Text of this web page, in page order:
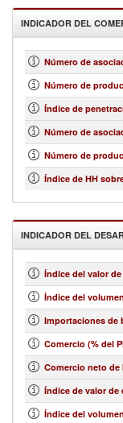
INDICADOR DEL
Número de
Número de
Índice de
Número de
Número de
Índice de HH
INDICADOR DEL
Índice del valor
Índice del
Importaciones de
Comercio (% del
Comercio neto de
Índice de valor de
Índice del